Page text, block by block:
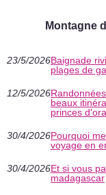
Montagne
23/5/2026Baignade
plages de
12/5/2026
beaux
princes
30/4/2026Pourquoi
voyage en
30/4/2026Et si vous
madagascar